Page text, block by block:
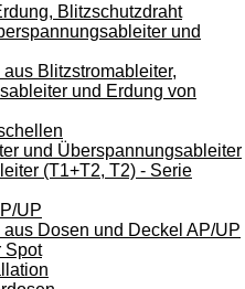
Blitzschutzdraht
und
Blitzstromableiter,
und Erdung von
und Überspannungsableiter
(T1+T2, T2) - Serie
UP
Dosen und Deckel AP/UP
Spot